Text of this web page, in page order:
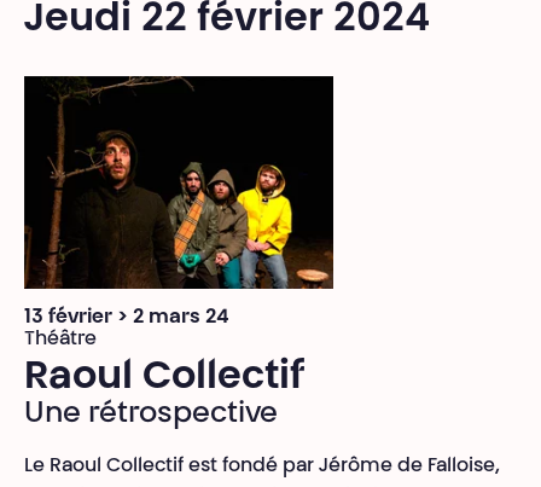
Jeudi 22 février 2024
13 février > 2 mars 24
Théâtre
Raoul Collectif
Une rétrospective
Le Raoul Collectif est fondé par Jérôme de Falloise,